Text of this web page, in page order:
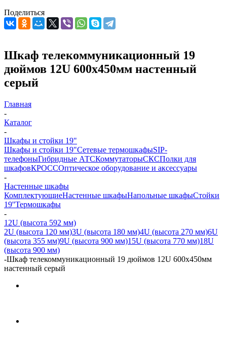
Поделиться
Шкаф телекоммуникационный 19
дюймов 12U 600x450мм настенный
серый
Главная
-
Каталог
-
Шкафы и стойки 19"
Шкафы и стойки 19"Сетевые термошкафыSIP-
телефоныГибридные АТСКоммутаторыСКСПолки для
шкафовКРОССОптическое оборудование и аксессуары
-
Настенные шкафы
КомплектующиеНастенные шкафыНапольные шкафыСтойки
19''Термошкафы
-
12U (высота 592 мм)
2U (высота 120 мм)3U (высота 180 мм)4U (высота 270 мм)6U
(высота 355 мм)9U (высота 900 мм)15U (высота 770 мм)18U
(высота 900 мм)
-Шкаф телекоммуникационный 19 дюймов 12U 600x450мм
настенный серый